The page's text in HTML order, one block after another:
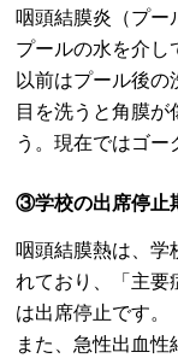
咽頭結膜炎（プー
プールの水を介し
以前はプール後
目を洗うと角膜が
う。現在ではゴー
③学校の出席停止
咽頭結膜熱は、学
れており、「主要
は出席停止です。
また、急性出血